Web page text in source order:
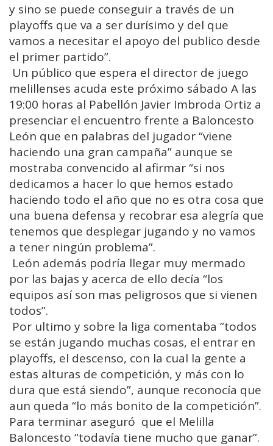
y sino se puede conseguir a través de un
playoffs que va a ser durísimo y del que
vamos a necesitar el apoyo del publico desde
el primer partido”.
Un público que espera el director de juego
melillenses acuda este próximo sábado A las
19:00 horas al Pabellón Javier Imbroda Ortiz a
presenciar el encuentro frente a Baloncesto
León que en palabras del jugador “viene
haciendo una gran campaña” aunque se
mostraba convencido al afirmar “si nos
dedicamos a hacer lo que hemos estado
haciendo todo el año que no es otra cosa que
una buena defensa y recobrar esa alegría que
tenemos que desplegar jugando y no vamos
a tener ningún problema”.
León además podría llegar muy mermado
por las bajas y acerca de ello decía “los
equipos así son mas peligrosos que si vienen
todos”.
Por ultimo y sobre la liga comentaba ”todos
se están jugando muchas cosas, el entrar en
playoffs, el descenso, con la cual la gente a
estas alturas de competición, y más con lo
dura que está siendo”, aunque reconocía que
aun queda “lo más bonito de la competición”.
Para terminar aseguró que el Melilla
Baloncesto “todavía tiene mucho que ganar”.